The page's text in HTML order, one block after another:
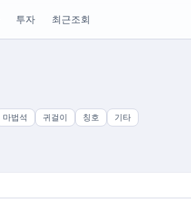
투자 최근조회
마법석 귀걸이 칭호 기타